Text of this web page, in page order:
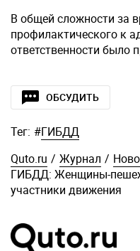
В общей сложности за
профилактического к
ответственности было
ОБСУДИТЬ
Тег: #ГИБДД
Quto.ru / Журнал /
ГИБДД: Женщины-
участники движения